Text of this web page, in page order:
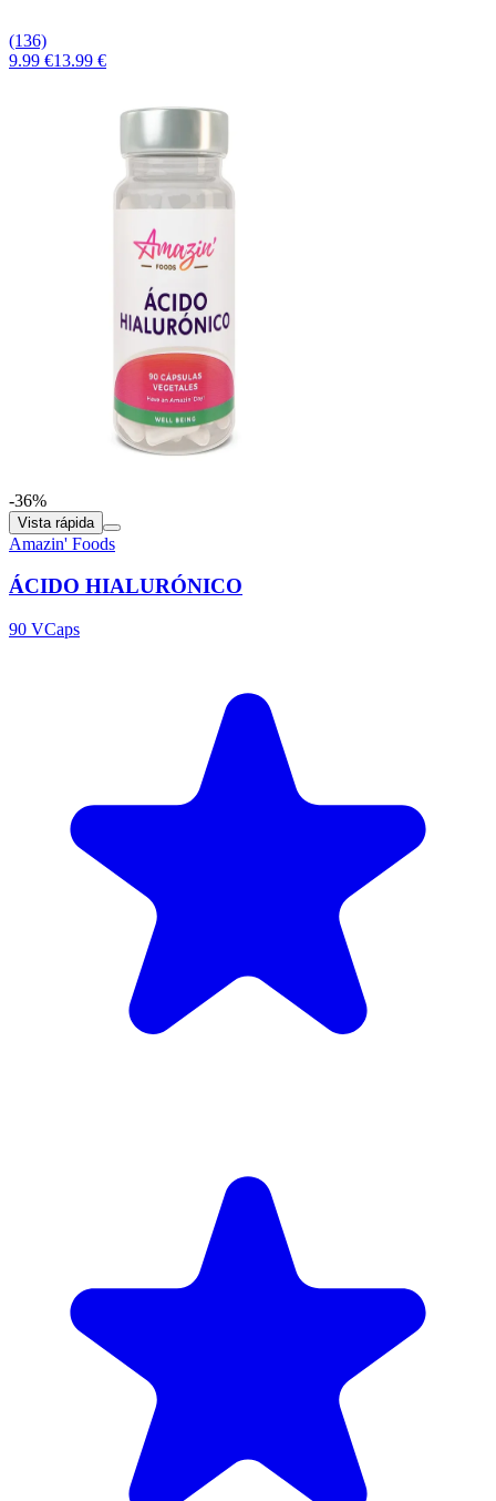
(136)
9.99 €13.99 €
-36%
Vista rápida
Amazin' Foods
ÁCIDO HIALURÓNICO
90 VCaps